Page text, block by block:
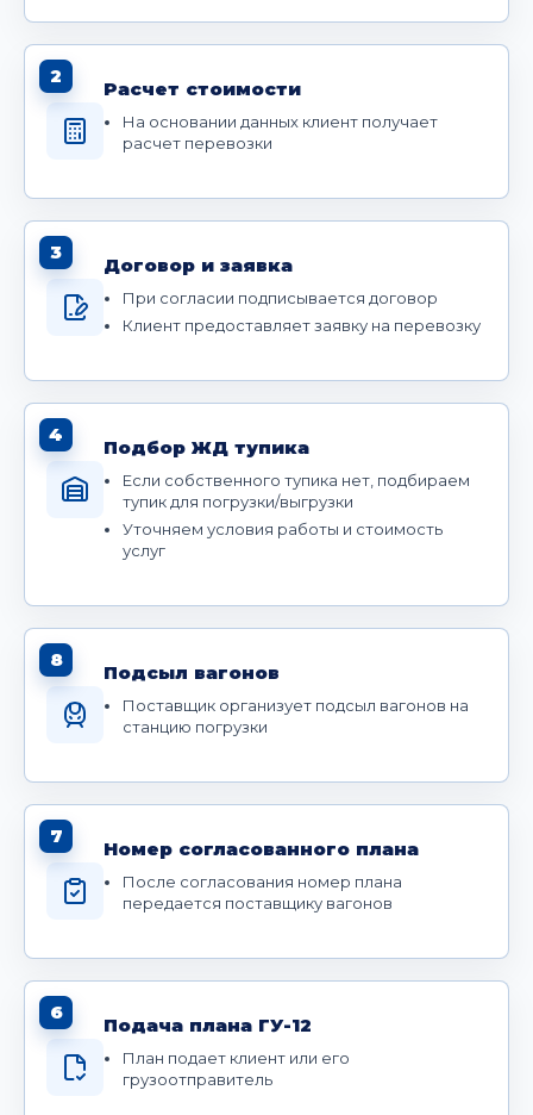
2
Расчет стоимости
На основании данных клиент получает
расчет перевозки
3
Договор и заявка
При согласии подписывается договор
Клиент предоставляет заявку на перевозку
4
Подбор ЖД тупика
Если собственного тупика нет, подбираем
тупик для погрузки/выгрузки
Уточняем условия работы и стоимость
услуг
8
Подсыл вагонов
Поставщик организует подсыл вагонов на
станцию погрузки
7
Номер согласованного плана
После согласования номер плана
передается поставщику вагонов
6
Подача плана ГУ-12
План подает клиент или его
грузоотправитель